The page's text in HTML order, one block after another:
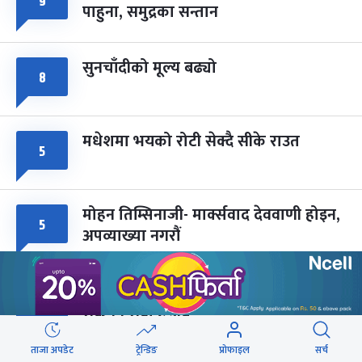
सोम चैत्र ८, २०८३-Mar 22, 2027
पाहुना, समुद्रका सन्तान
८ सुनचाँदीको मूल्य बढ्यो
५ मधेशमा भयको रोटी सेक्दै सीके राउत
५ मोहन तिम्सिनाजी- मार्क्सवाद देववाणी होइन,
अपव्याख्या नगरौं
५ महानगरका १८७ सहकारीले फिर्ता दिन
सकेनन् सवा ८ अर्ब
ताजा अपडेट ट्रेन्डिङ प्रोफाइल सर्च